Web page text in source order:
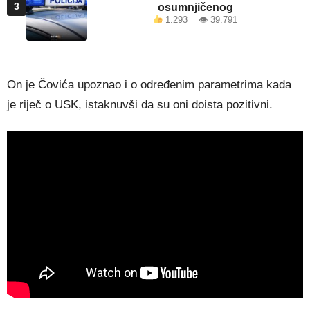
3
osumnjičenog
1.293 👁 39.791
On je Čovića upoznao i o određenim parametrima kada
je riječ o USK, istaknuvši da su oni doista pozitivni.